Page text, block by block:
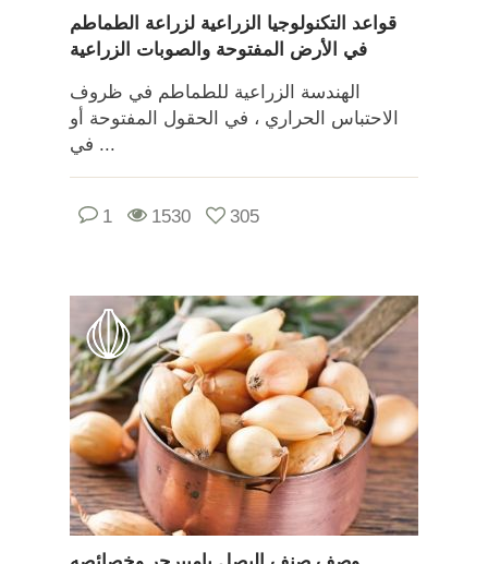
قواعد التكنولوجيا الزراعية لزراعة الطماطم
في الأرض المفتوحة والصوبات الزراعية
الهندسة الزراعية للطماطم في ظروف
الاحتباس الحراري ، في الحقول المفتوحة أو
في ...
1 1530 305